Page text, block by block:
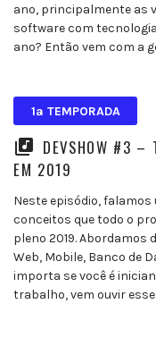
ano, principalmente as
software com
ano? Então vem com a
1ª TEMPORADA
DEVSHOW #3 –
EM 2019
Neste episódio,
conceitos que todo o
pleno 2019. Abordamos
Web, Mobile, Banco de
importa se você é
trabalho, vem ouvir